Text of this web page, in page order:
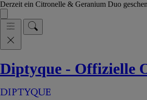
Derzeit ein Citronelle & Geranium Duo
Diptyque - Offizielle